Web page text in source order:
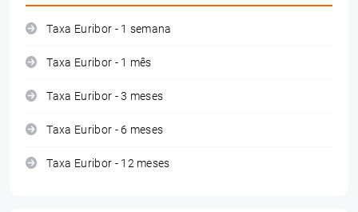
Taxa Euribor - 1 semana
Taxa Euribor - 1 mês
Taxa Euribor - 3 meses
Taxa Euribor - 6 meses
Taxa Euribor - 12 meses